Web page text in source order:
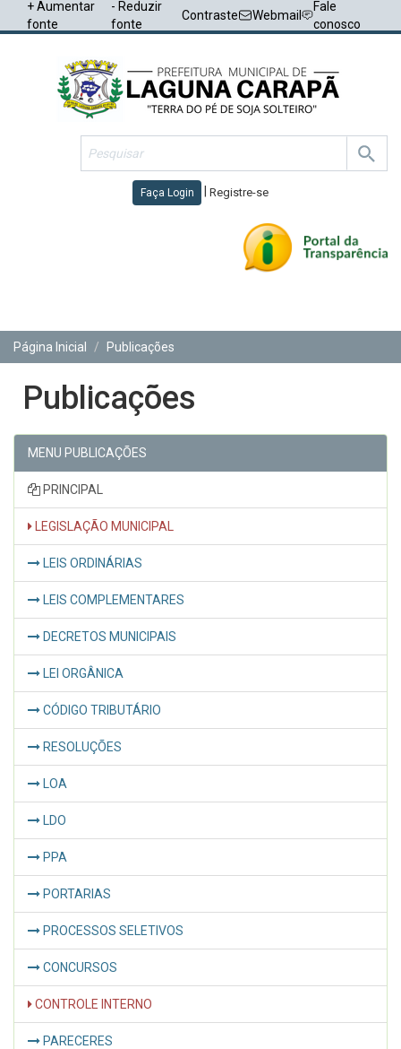
+ Aumentar
fonte
- Reduzir
fonte
Contraste Webmail
Fale
conosco
Faça Login Registre-se
Página Inicial
Publicações
Publicações
MENU PUBLICAÇÕES
PRINCIPAL
LEGISLAÇÃO MUNICIPAL
LEIS ORDINÁRIAS
LEIS COMPLEMENTARES
DECRETOS MUNICIPAIS
LEI ORGÂNICA
CÓDIGO TRIBUTÁRIO
RESOLUÇÕES
LOA
LDO
PPA
PORTARIAS
PROCESSOS SELETIVOS
CONCURSOS
CONTROLE INTERNO
PARECERES